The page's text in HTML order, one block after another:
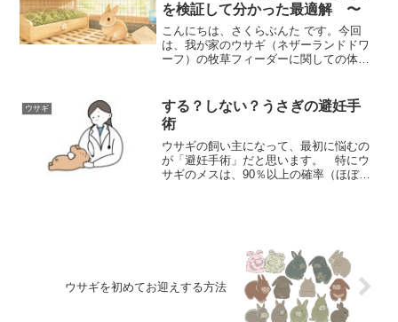
を検証して分かった最適解 〜
こんにちは、さくらぶんた です。今回
は、我が家のウサギ（ネザーランドドワ
ーフ）の牧草フィーダーに関しての体験
んな牧草を入れる牧草フィーダーです
が、ウサギさんの個性や体型...
ウサギ
する？しない？うさぎの避妊手
術
ウサギの飼い主になって、最初に悩むの
が「避妊手術」だと思います。 特にウ
サギのメスは、90％以上の確率（ほぼ
ウサギを初めてお迎えする方法